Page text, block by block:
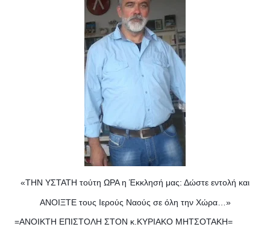
«ΤΗΝ ΥΣΤΑΤΗ τούτη ΩΡΑ η Έκκλησή μας: Δώστε εντολή και
ΑΝΟΙΞΤΕ τους Ιερούς Ναούς σε όλη την Χώρα…»
=ΑΝΟΙΚΤΗ ΕΠΙΣΤΟΛΗ ΣΤΟΝ κ.ΚΥΡΙΑΚΟ ΜΗΤΣΟΤΑΚΗ=